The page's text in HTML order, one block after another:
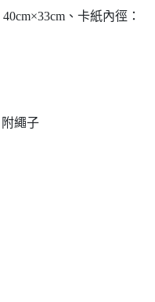
、卡紙內徑：
繩子